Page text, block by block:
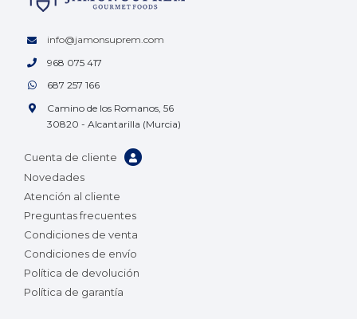
info@jamonsuprem.com
968 075 417
687 257 166
Camino de los Romanos, 56
30820 - Alcantarilla (Murcia)
Cuenta de cliente
Novedades
Atención al cliente
Preguntas frecuentes
Condiciones de venta
Condiciones de envío
Política de devolución
Política de garantía